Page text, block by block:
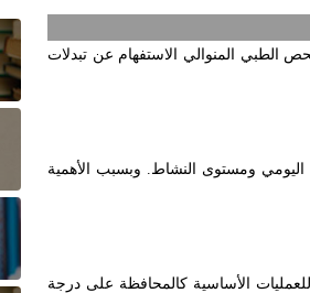
المنوالي الاستفهام عن تبدلات
ومستوى النشاط. وبسبب الأهمية
الأساسية كالمحافظة على درجة